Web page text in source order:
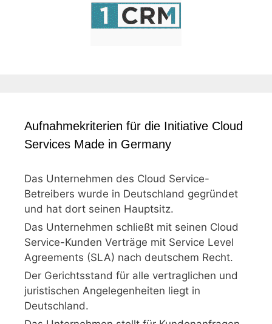
Aufnahmekriterien für die Initiative Cloud
Services Made in Germany
Das Unternehmen des Cloud Service-
Betreibers wurde in Deutschland gegründet
und hat dort seinen Hauptsitz.
Das Unternehmen schließt mit seinen Cloud
Service-Kunden Verträge mit Service Level
Agreements (SLA) nach deutschem Recht.
Der Gerichtsstand für alle vertraglichen und
juristischen Angelegenheiten liegt in
Deutschland.